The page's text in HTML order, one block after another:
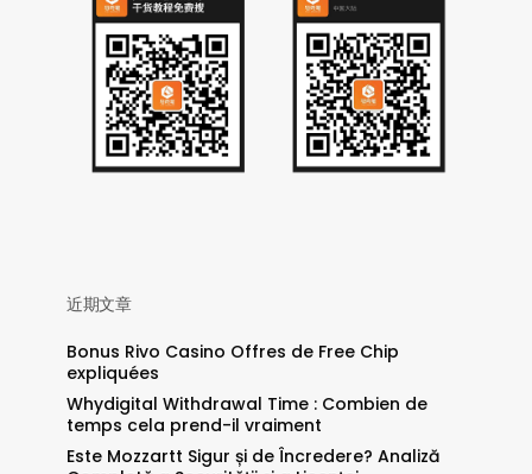
近期文章
Bonus Rivo Casino Offres de Free Chip
expliquées
Whydigital Withdrawal Time : Combien de
temps cela prend-il vraiment
Este Mozzartt Sigur și de Încredere? Analiză